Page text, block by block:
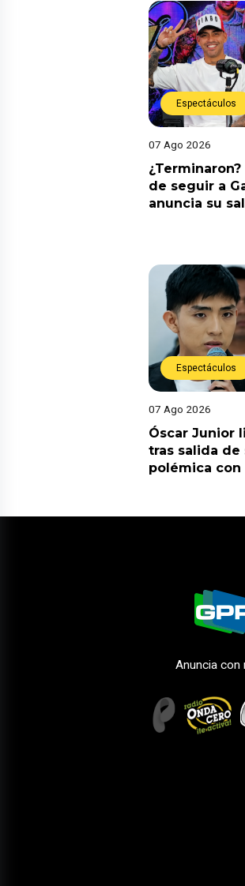
Espectáculos
07 Ago 2026
de seguir a
anuncia su
Espectáculos
07 Ago 2026
Óscar Junior
tras salida de
polémica con
Anuncia